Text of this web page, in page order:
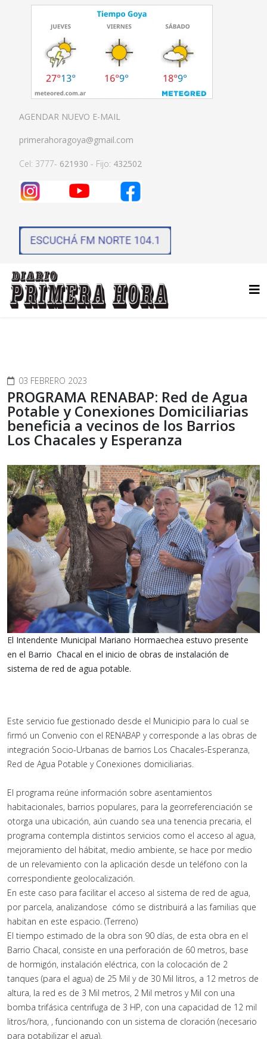
AGENDAR NUEVO E-MAIL
primerahoragoya@gmail.com
Cel: 3777- 621930 - Fijo: 432502
03 FEBRERO 2023
PROGRAMA RENABAP: Red de Agua
Potable y Conexiones Domiciliarias
beneficia a vecinos de los Barrios
Los Chacales y Esperanza
El Intendente Municipal Mariano Hormaechea estuvo presente
en el Barrio Chacal en el inicio de obras de instalación de
sistema de red de agua potable.
Este servicio fue gestionado desde el Municipio para lo cual se
firmó un Convenio con el RENABAP y corresponde a las obras de
integración Socio-Urbanas de barrios Los Chacales-Esperanza,
Red de Agua Potable y Conexiones domiciliarias.
El programa reúne información sobre asentamientos
habitacionales, barrios populares, para la georreferenciación se
otorga una ubicación, aún cuando sea una tenencia precaria, el
programa contempla distintos servicios como el acceso al agua,
mejoramiento del hábitat, medio ambiente, se hace por medio
de un relevamiento con la aplicación desde un teléfono con la
correspondiente geolocalización.
En este caso para facilitar el acceso al sistema de red de agua,
por parcela, analizandose cómo se distribuirá a las familias que
habitan en este espacio. (Terreno)
El tiempo estimado de la obra son 90 días, de esta obra en el
Barrio Chacal, consiste en una perforación de 60 metros, base
de hormigón, instalación eléctrica, con la colocación de 2
tanques (para el agua) de 25 Mil y de 30 Mil litros, a 12 metros de
altura, la red es de 3 Mil metros, 2 Mil metros y Mil con una
bomba trifásica centrifuga de 3 HP, con una capacidad de 12 mil
litros/hora, , funcionando con un sistema de cloración (necesario
para potabilizar el agua).